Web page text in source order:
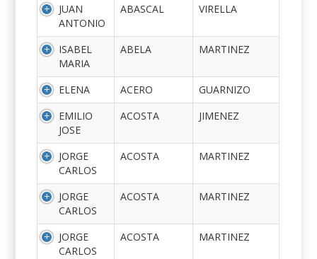
JUAN
ANTONIO
ABASCAL VIRELLA
ISABEL
MARIA
ABELA MARTINEZ
ELENA ACERO
GUARNIZO
EMILIO
JOSE
ACOSTA JIMENEZ
JORGE
CARLOS
ACOSTA MARTINEZ
JORGE
CARLOS
ACOSTA MARTINEZ
JORGE
CARLOS
ACOSTA MARTINEZ